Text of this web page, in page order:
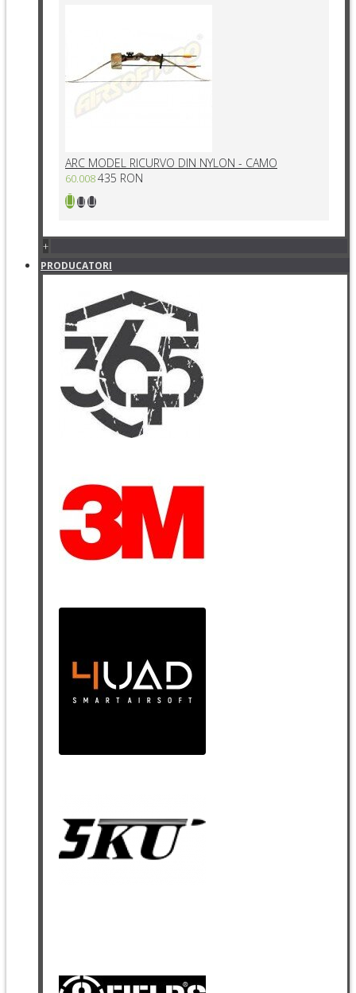
ARC MODEL RICURVO DIN NYLON - CAMO
60.008435 RON
+
PRODUCATORI